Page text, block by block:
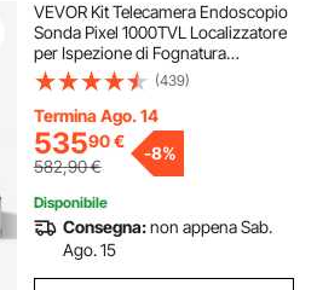
VEVOR Kit Telecamera Endoscopio
Sonda Pixel 1000TVL Localizzatore
per Ispezione di Fognatura
Schermo LCD Colorata 7 Pollici,
Telecamera Ispezione Sonda Cavo
da 40m per Tubi Angolazione Visiva
130°
(439)
Termina Ago. 14
53590€
582,90€
-8%
Disponibile
Consegna:non appena Sab.
Ago. 15